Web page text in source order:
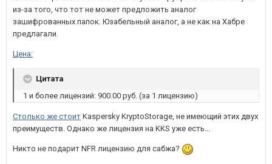
из-за того, что тот не может предложить аналог
зашифрованных папок. Юзабельный аналог, а не как на Хабре
предлагали.
Цена:
Цитата
1 и более лицензий: 900.00 руб. (за 1 лицензию)
Столько же стоит Kaspersky KryptoStorage, не имеющий этих двух
преимуществ. Однако же лицензия на KKS уже есть...
Никто не подарит NFR лицензию для сабжа?